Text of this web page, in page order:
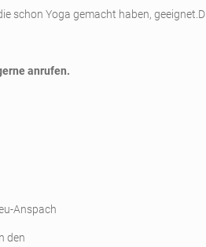
schon Yoga gemacht haben, geeignet.D
anrufen.
Anspach
den